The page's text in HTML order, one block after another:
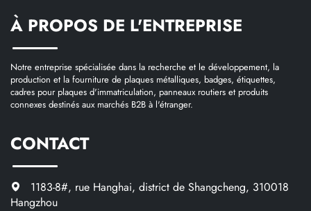
À PROPOS DE L'ENTREPRISE
Notre entreprise spécialisée dans la recherche et le développement, la
production et la fourniture de plaques métalliques, badges, étiquettes,
cadres pour plaques d'immatriculation, panneaux routiers et produits
connexes destinés aux marchés B2B à l'étranger.
CONTACT
1183-8#, rue Hanghai, district de Shangcheng, 310018
Hangzhou